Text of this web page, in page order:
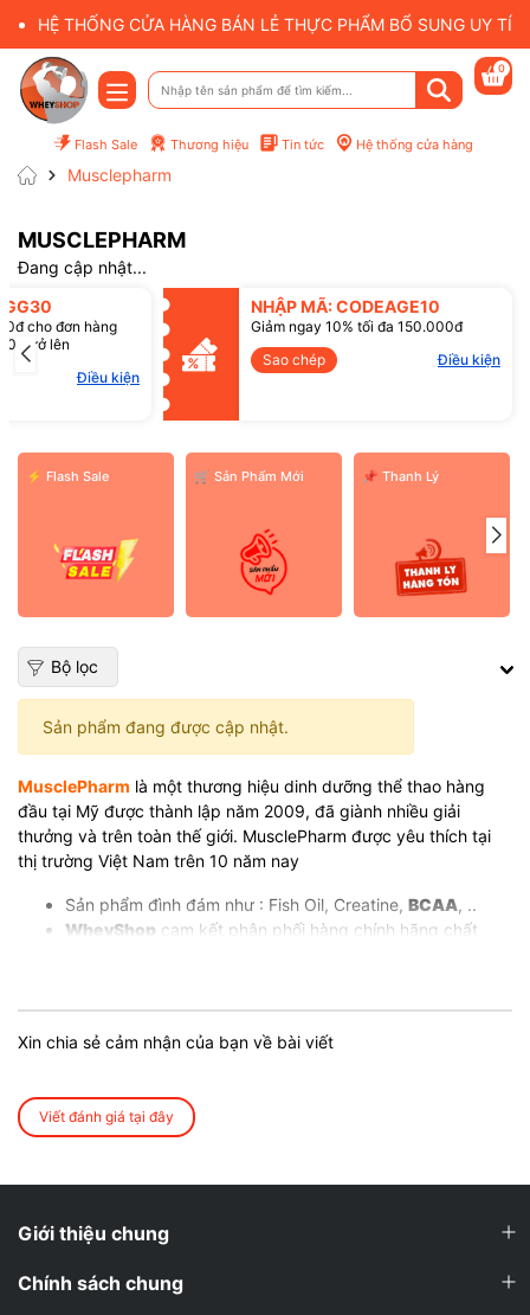
HỆ THỐNG CỬA HÀNG BÁN LẺ THỰC PHẨM BỔ SUNG UY
Flash Sale Thương hiệu Tin tức Hệ thống cửa hàng
0
Musclepharm
MUSCLEPHARM
Đang cập nhật...
cho đơn hàng
trở lên
Điều kiện
NHẬP MÃ: CODEAGE10
Giảm ngay 10% tối đa 150.000đ
Sao chép
Điều kiện
Mã giảm giá:
Điều kiện:
⚡ Flash Sale ️🛒 Sản Phẩm Mới 📌 Thanh Lý
Bộ lọc
Sản phẩm đang được cập nhật.
MusclePharm là một thương hiệu dinh dưỡng thể thao hàng
đầu tại Mỹ được thành lập năm 2009, đã giành nhiều giải
thưởng và trên toàn thế giới. MusclePharm được yêu thích tại
thị trường Việt Nam trên 10 năm nay
Sản phẩm đình đám như : Fish Oil, Creatine, BCAA, ..
WheyShop cam kết phân phối hàng chính hãng chất
Xin chia sẻ cảm nhận của bạn về bài viết
Viết đánh giá tại đây
Giới thiệu chung
Chính sách chung